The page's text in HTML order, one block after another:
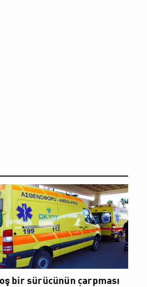
SOSYAL
bir sürücünün çarpması